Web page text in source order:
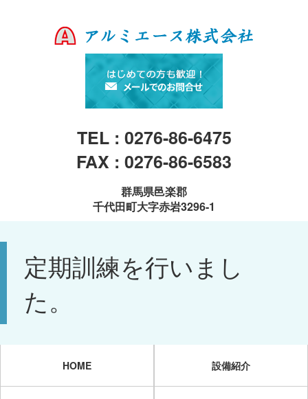
TEL : 0276-86-6475
FAX : 0276-86-6583
群馬県邑楽郡
千代田町大字赤岩3296-1
定期訓練を行いまし
た。
HOME 設備紹介